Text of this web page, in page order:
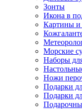
Зонты
Икона в
Картины и
Морские
Наборы
Ножи
Подарки
Подарки